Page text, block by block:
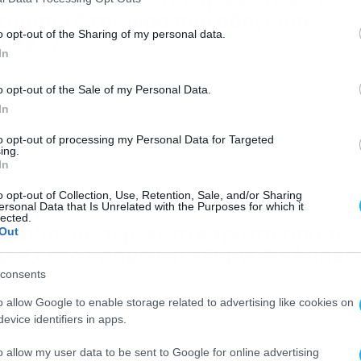
opt-out of the Sharing of my personal data.
opt-out of the Sale of my Personal Data.
opt-out of processing my Personal Data for Targeted
opt-out of Collection, Use, Retention, Sale, and/or Sharing
Data that Is Unrelated with the Purposes for which it
allow Google to enable storage related to advertising like cookies on
identifiers in apps.
allow my user data to be sent to Google for online advertising
τη στιγμή που οδηγούσε, με τον αδερφό της να κάθεται
δίπλα κάθισμα. Ενώ κινούνταν με το όχημα σε δρόμο στη
κάνοντας τρύπα. Κλείστε τη διαμονή σας για τις
σας διακοπές […]
2017 11:00
σέρνει το καρότσι από το
στο δρόμο και εξοργίζει
θράσος και συμπεριφορά δύο οδηγών προς το
Η αστυνομία σταμάτησε το αυτοκίνητο ύστερα από
αναφορές, που είχαν γίνει για αυτό το περιστατικό
το καρότσι δεν είχε μέσα παιδί.